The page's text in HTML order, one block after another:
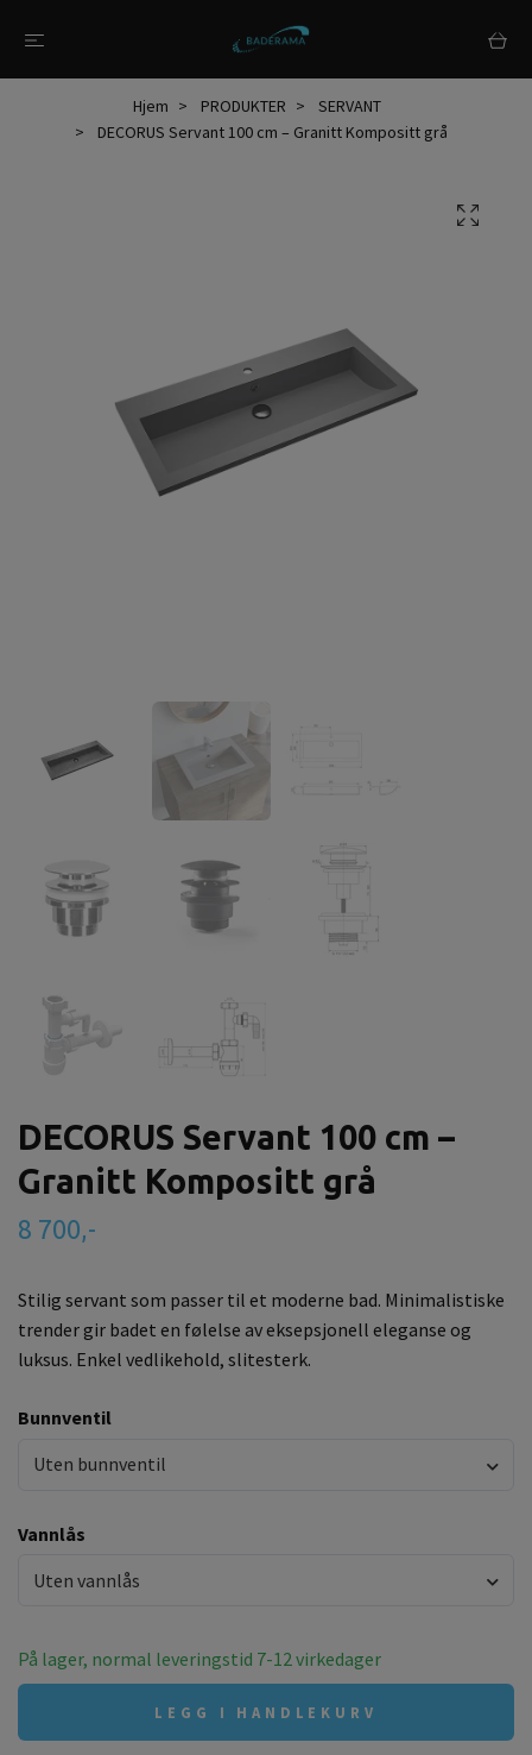
Hjem PRODUKTER
SERVANT
DECORUS Servant 100 cm – Granitt Kompositt grå
DECORUS Servant 100 cm –
Granitt Kompositt grå
8 700,-
Stilig servant som passer til et moderne bad. Minimalistiske
trender gir badet en følelse av eksepsjonell eleganse og
luksus. Enkel vedlikehold, slitesterk.
Bunnventil
Uten bunnventil
Vannlås
Uten vannlås
På lager, normal leveringstid 7-12 virkedager
LEGG I HANDLEKURV